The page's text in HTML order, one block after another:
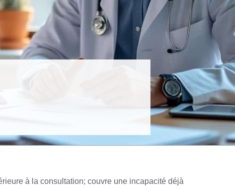
à la consultation; couvre une incapacité déjà